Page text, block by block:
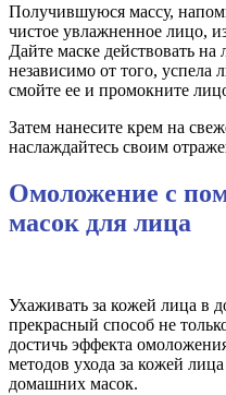
Получившуюся массу,
чистое увлажненное лицо,
Дайте маске действовать
независимо от того, успела
смойте ее и промокните
Затем нанесите крем на
наслаждайтесь своим
Омоложение с
масок для лица
Ухаживать за кожей лица в
прекрасный способ не
достичь эффекта
методов ухода за кожей
домашних масок.